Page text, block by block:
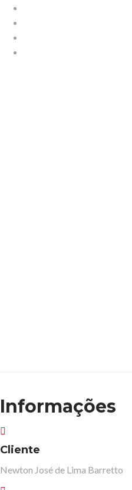
Informações
Cliente
Newton José de Lima Barretto